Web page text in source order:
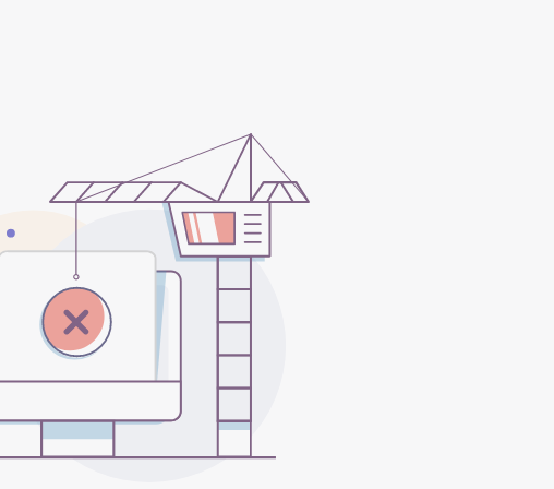
AWMF) (2021). Patientenleitlinie
follikulaeres-lymphom
Deutsches
lymphatisches-